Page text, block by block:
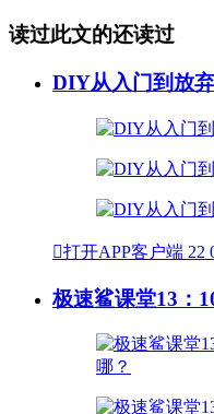
读过此文的还读过
DIY从入门到放
打开APP客户端 22
极速鲨课堂13：